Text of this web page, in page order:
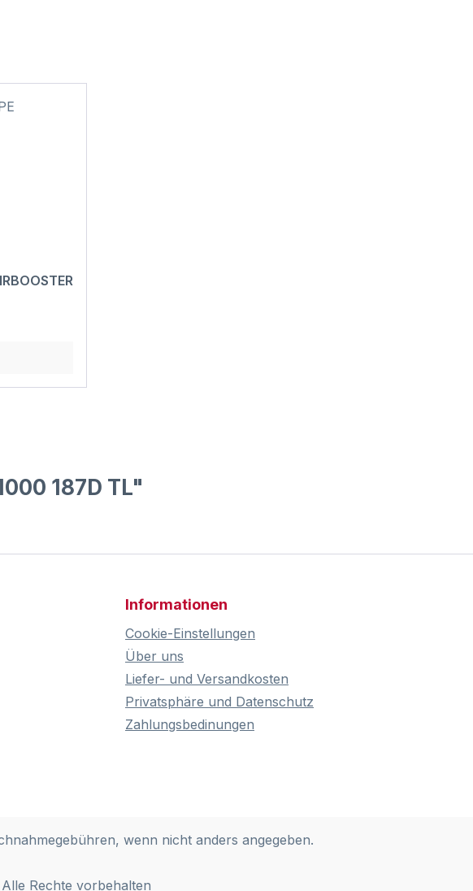
187D TL"
Informationen
Cookie-Einstellungen
Über uns
Liefer- und Versandkosten
Privatsphäre und Datenschutz
Zahlungsbedinungen
wenn nicht anders angegeben.
Rechte vorbehalten